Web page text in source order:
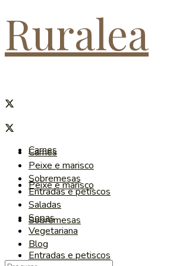
Ruralea
Carnes
Peixe e marisco
Sobremesas
Entradas e petiscos
Carnes
Peixe e marisco
Sobremesas
Entradas e petiscos
Saladas
Sopas
Vegetariana
Blog